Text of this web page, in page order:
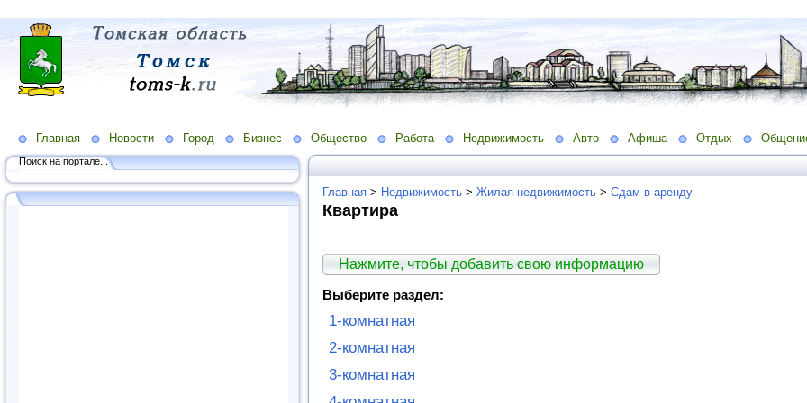
Главная Новости Город Бизнес Общество Работа Недвижимость Авто Афиша Отдых
Поиск на портале...
Главная > Недвижимость > Жилая недвижимость > Сдам в аренду
Квартира
Нажмите, чтобы добавить свою информацию
Выберите раздел:
1-комнатная
2-комнатная
3-комнатная